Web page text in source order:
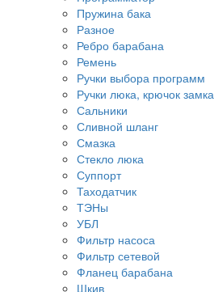
Пружина бака
Разное
Ребро барабана
Ремень
Ручки выбора программ
Ручки люка, крючок замка
Сальники
Сливной шланг
Смазка
Стекло люка
Суппорт
Таходатчик
ТЭНы
УБЛ
Фильтр насоса
Фильтр сетевой
Фланец барабана
Шкив